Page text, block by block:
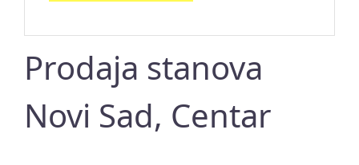
Prodaja stanova
Novi Sad, Centar